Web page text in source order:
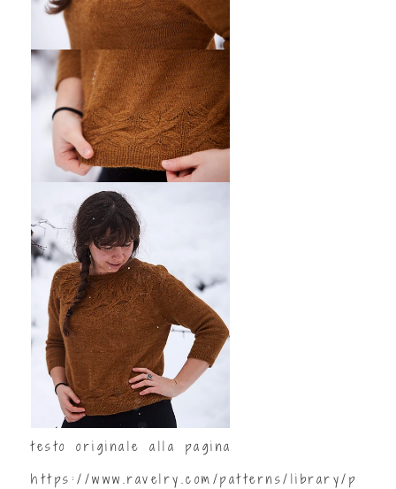
testo originale alla pagina
https://www.ravelry.com/patterns/library/p